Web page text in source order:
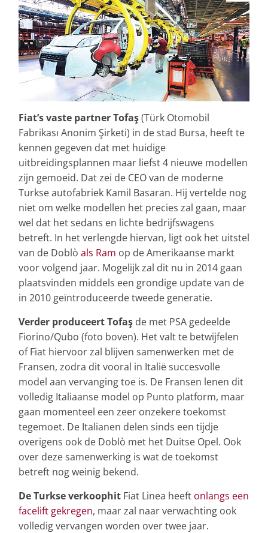
Fiat’s vaste partner Tofaş(Türk Otomobil
Fabrikası Anonim Şirketi) in de stad Bursa, heeft te
kennen gegeven dat met huidige
uitbreidingsplannen maar liefst 4 nieuwe modellen
zijn gemoeid. Dat zei de CEO van de moderne
Turkse autofabriek Kamil Basaran. Hij vertelde nog
niet om welke modellen het precies zal gaan, maar
wel dat het sedans en lichte bedrijfswagens
betreft. In het verlengde hiervan, ligt ook het uitstel
van de Doblò als Ram op de Amerikaanse markt
voor volgend jaar. Mogelijk zal dit nu in 2014 gaan
plaatsvinden middels een grondige update van de
in 2010 geïntroduceerde tweede generatie.
Verder produceert Tofaş de met PSA gedeelde
Fiorino/Qubo (foto boven). Het valt te betwijfelen
of Fiat hiervoor zal blijven samenwerken met de
Fransen, zodra dit vooral in Italië succesvolle
model aan vervanging toe is. De Fransen lenen dit
volledig Italiaanse model op Punto platform, maar
gaan momenteel een zeer onzekere toekomst
tegemoet. De Italianen delen sinds een tijdje
overigens ook de Doblò met het Duitse Opel. Ook
over deze samenwerking is wat de toekomst
betreft nog weinig bekend.
De Turkse verkoophit Fiat Linea heeft onlangs een
facelift gekregen, maar zal naar verwachting ook
volledig vervangen worden over twee jaar.